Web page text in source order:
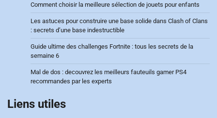
Comment choisir la meilleure sélection de jouets pour enfants
Les astuces pour construire une base solide dans Clash of Clans
: secrets d’une base indestructible
Guide ultime des challenges Fortnite : tous les secrets de la
semaine 6
Mal de dos : decouvrez les meilleurs fauteuils gamer PS4
recommandes par les experts
Liens utiles